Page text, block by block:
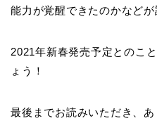
能力が覚醒できたのかなどが
2021年新春発売予定とのこ
ょう！
最後までお読みいただき、あ